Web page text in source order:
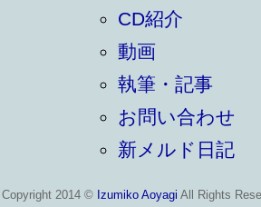
CD紹介
動画
執筆・記事
お問い合わせ
新メルド日記
Copyright 2014 © Izumiko Aoyagi All Rights